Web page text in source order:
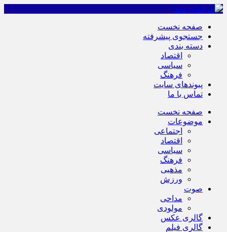
صفحه نخست
جستجوی پیشرفته
دسته بندی
اقتصاد
سیاسی
فرهنگ
پیوندهای سایت
تماس با ما
صفحه نخست
موضوعات
اجتماعی
اقتصاد
سیاسی
فرهنگ
مذهبی
ورزش
صوت
مداحی
مولودی
گالری عکس
گالری فیلم